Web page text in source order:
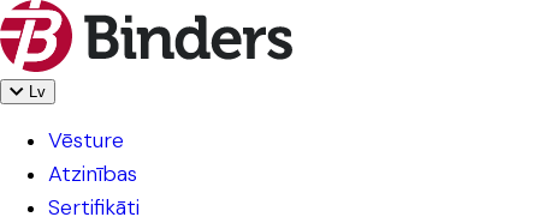
Lv
Vēsture
Atzinības
Sertifikāti